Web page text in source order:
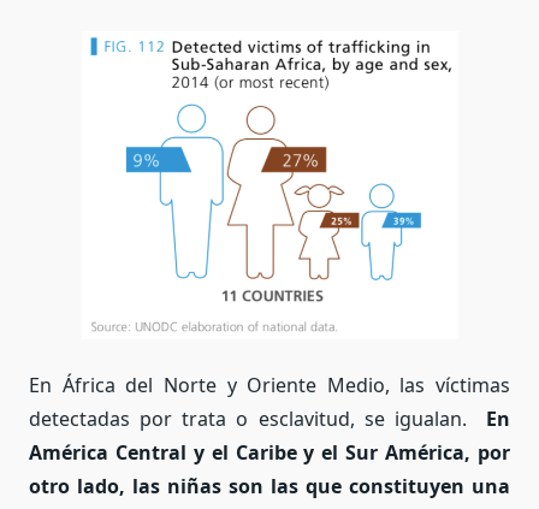
En África del Norte y Oriente Medio, las víctimas
detectadas por trata o esclavitud, se igualan. En
América Central y el Caribe y el Sur América, por
otro lado, las niñas son las que constituyen una